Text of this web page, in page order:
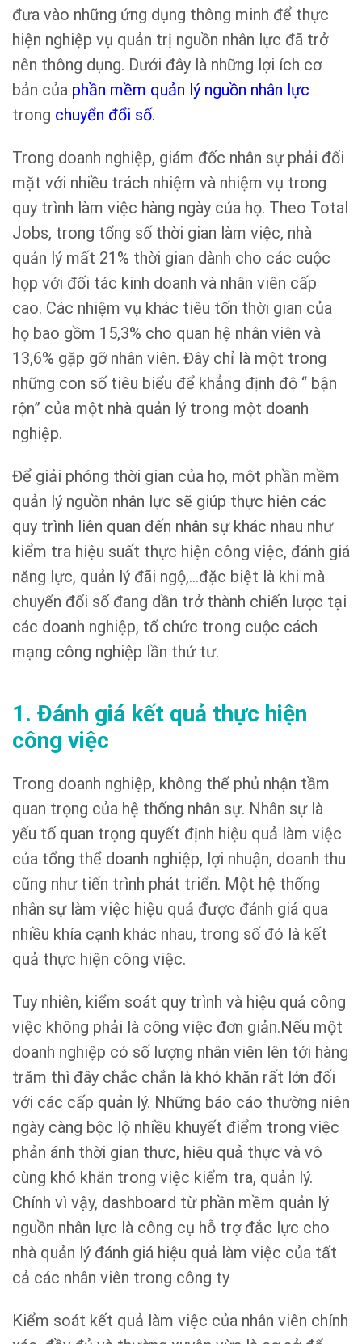
đưa vào những ứng dụng thông minh để thực
hiện nghiệp vụ quản trị nguồn nhân lực đã trở
nên thông dụng. Dưới đây là những lợi ích cơ
bản của phần mềm quản lý nguồn nhân lực
trong chuyển đổi số.
Trong doanh nghiệp, giám đốc nhân sự phải đối
mặt với nhiều trách nhiệm và nhiệm vụ trong
quy trình làm việc hàng ngày của họ. Theo Total
Jobs, trong tổng số thời gian làm việc, nhà
quản lý mất 21% thời gian dành cho các cuộc
họp với đối tác kinh doanh và nhân viên cấp
cao. Các nhiệm vụ khác tiêu tốn thời gian của
họ bao gồm 15,3% cho quan hệ nhân viên và
13,6% gặp gỡ nhân viên. Đây chỉ là một trong
những con số tiêu biểu để khẳng định độ “ bận
rộn” của một nhà quản lý trong một doanh
nghiệp.
Để giải phóng thời gian của họ, một phần mềm
quản lý nguồn nhân lực sẽ giúp thực hiện các
quy trình liên quan đến nhân sự khác nhau như
kiểm tra hiệu suất thực hiện công việc, đánh giá
năng lực, quản lý đãi ngộ,…đặc biệt là khi mà
chuyển đổi số đang dần trở thành chiến lược tại
các doanh nghiệp, tổ chức trong cuộc cách
mạng công nghiệp lần thứ tư.
1. Đánh giá kết quả thực hiện
công việc
Trong doanh nghiệp, không thể phủ nhận tầm
quan trọng của hệ thống nhân sự. Nhân sự là
yếu tố quan trọng quyết định hiệu quả làm việc
của tổng thể doanh nghiệp, lợi nhuận, doanh thu
cũng như tiến trình phát triển. Một hệ thống
nhân sự làm việc hiệu quả được đánh giá qua
nhiều khía cạnh khác nhau, trong số đó là kết
quả thực hiện công việc.
Tuy nhiên, kiểm soát quy trình và hiệu quả công
việc không phải là công việc đơn giản.Nếu một
doanh nghiệp có số lượng nhân viên lên tới hàng
trăm thì đây chắc chắn là khó khăn rất lớn đối
với các cấp quản lý. Những báo cáo thường niên
ngày càng bộc lộ nhiều khuyết điểm trong việc
phản ánh thời gian thực, hiệu quả thực và vô
cùng khó khăn trong việc kiểm tra, quản lý.
Chính vì vậy, dashboard từ phần mềm quản lý
nguồn nhân lực là công cụ hỗ trợ đắc lực cho
nhà quản lý đánh giá hiệu quả làm việc của tất
cả các nhân viên trong công ty
Kiểm soát kết quả làm việc của nhân viên chính